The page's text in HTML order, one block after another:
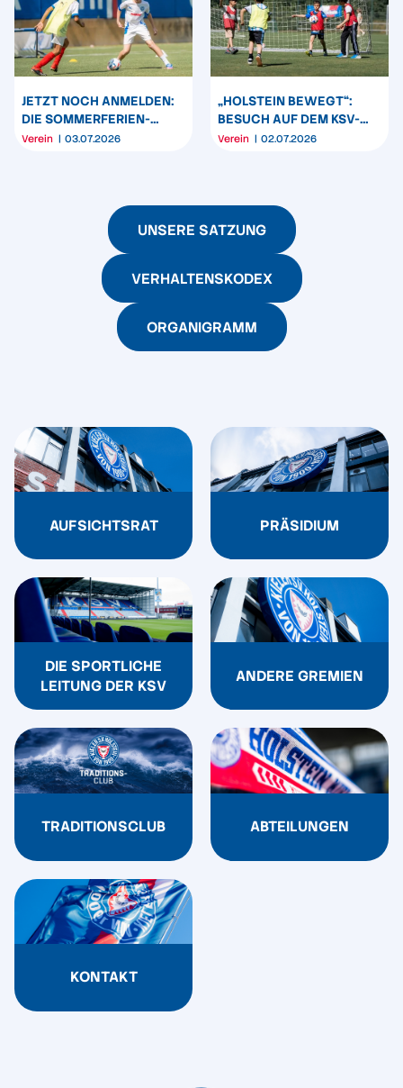
JETZT NOCH ANMELDEN:
DIE SOMMERFERIEN-
CAMPS DER HOLSTEIN
Verein 03.07.2026
„HOLSTEIN BEWEGT“:
BESUCH AUF DEM KSV-
TRAININGSGELÄNDE
Verein 02.07.2026
UNSERE SATZUNG
VERHALTENSKODEX
ORGANIGRAMM
AUFSICHTSRAT PRÄSIDIUM
DIE SPORTLICHE
LEITUNG DER KSV
ANDERE GREMIEN
TRADITIONSCLUB ABTEILUNGEN
KONTAKT